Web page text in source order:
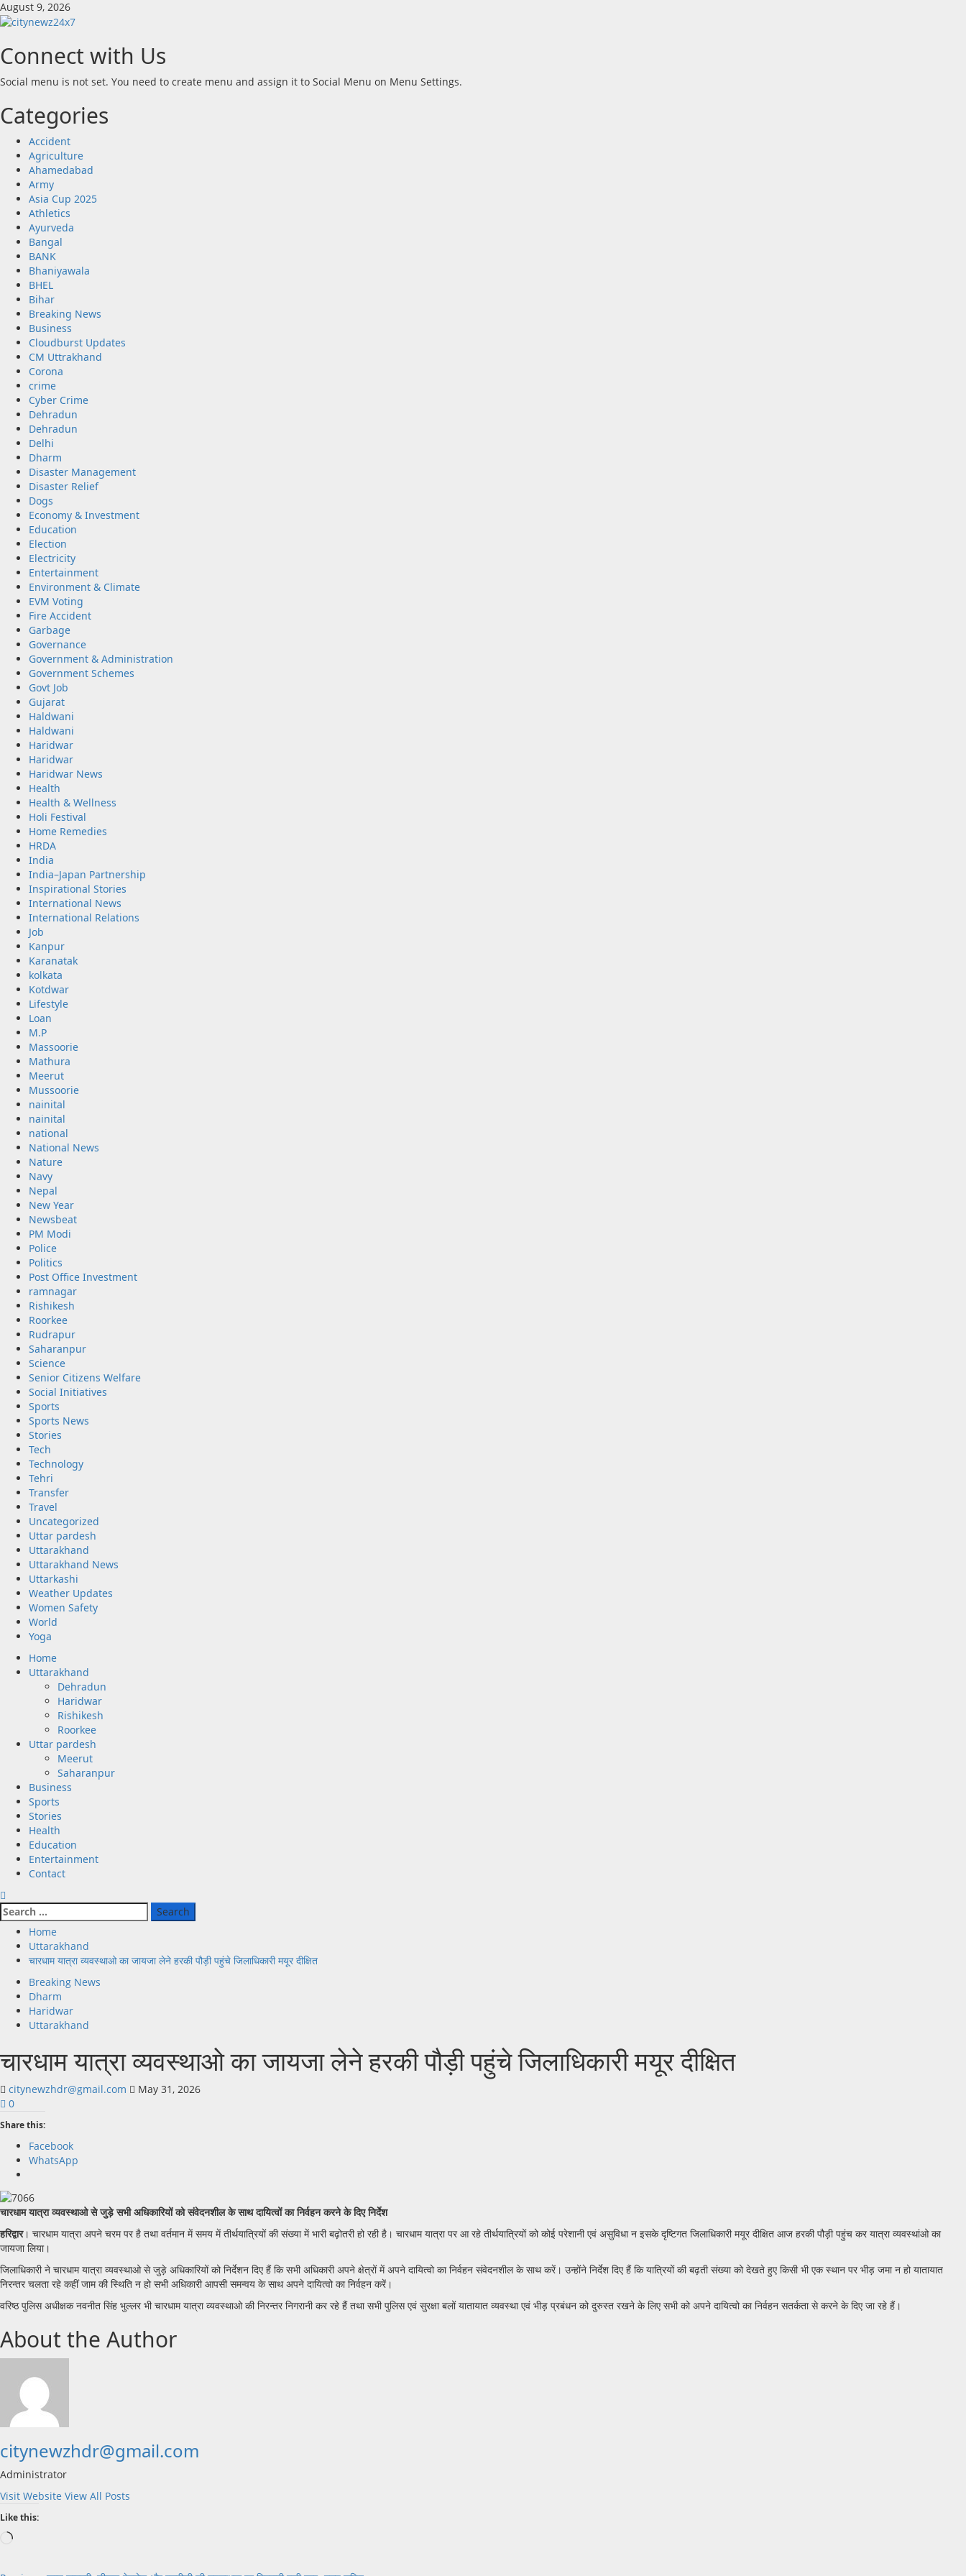
Skip
to
August 9, 2026
Connect with Us
Social menu is not set. You need to create menu and assign it to Social Menu on Menu Settings.
Categories
Accident
Agriculture
Ahamedabad
Army
Asia Cup 2025
Athletics
Ayurveda
Bangal
BANK
Bhaniyawala
BHEL
Bihar
Breaking News
Business
Cloudburst Updates
CM Uttrakhand
Corona
crime
Cyber Crime
Dehradun
Dehradun
Delhi
Dharm
Disaster Management
Disaster Relief
Dogs
Economy & Investment
Education
Election
Electricity
Entertainment
Environment & Climate
EVM Voting
Fire Accident
Garbage
Governance
Government & Administration
Government Schemes
Govt Job
Gujarat
Haldwani
Haldwani
Haridwar
Haridwar
Haridwar News
Health
Health & Wellness
Holi Festival
Home Remedies
HRDA
India
India–Japan Partnership
Inspirational Stories
International News
International Relations
Job
Kanpur
Karanatak
kolkata
Kotdwar
Lifestyle
Loan
M.P
Massoorie
Mathura
Meerut
Mussoorie
nainital
nainital
national
National News
Nature
Navy
Nepal
New Year
Newsbeat
PM Modi
Police
Politics
Post Office Investment
ramnagar
Rishikesh
Roorkee
Rudrapur
Saharanpur
Science
Senior Citizens Welfare
Social Initiatives
Sports
Sports News
Stories
Tech
Technology
Tehri
Transfer
Travel
Uncategorized
Uttar pardesh
Uttarakhand
Uttarakhand News
Uttarkashi
Weather Updates
Women Safety
World
Yoga
Primary
Menu
Home
Uttarakhand
Dehradun
Haridwar
Rishikesh
Roorkee
Uttar pardesh
Meerut
Saharanpur
Business
Sports
Stories
Health
Education
Entertainment
Contact
Search
for:
Home
Uttarakhand
चारधाम यात्रा व्यवस्थाओ का जायजा लेने हरकी पौड़ी पहुंचे जिलाधिकारी मयूर दीक्षित
Breaking News
Dharm
Haridwar
Uttarakhand
चारधाम यात्रा व्यवस्थाओ का जायजा लेने हरकी पौड़ी पहुंचे जिलाधिकारी मयूर दीक्षित
citynewzhdr@gmail.com
May 31, 2026
0
Share this:
Facebook
WhatsApp
चारधाम यात्रा व्यवस्थाओ से जुड़े सभी अधिकारियों को संवेदनशील के साथ दायित्वों का निर्वहन करने के दिए निर्देश
हरिद्वार। चारधाम यात्रा अपने चरम पर है तथा वर्तमान में समय में तीर्थयात्रियों की संख्या में भारी बढ़ोतरी हो रही है। चारधाम यात्रा पर आ रहे तीर्थयात्रियों को कोई परेशानी एवं असुविधा न इसके दृष्टिगत जिलाधिकारी मयूर दीक्षित आज हरकी पौड़ी पहुंच कर यात्रा व्यवस्थांओ का
जायजा लिया।
जिलाधिकारी ने चारधाम यात्रा व्यवस्थाओ से जुड़े अधिकारियों को निर्देशन दिए हैं कि सभी अधिकारी अपने क्षेत्रों में अपने दायित्वो का निर्वहन संवेदनशील के साथ करें। उन्होंने निर्देश दिए हैं कि यात्रियों की बढ़ती संख्या को देखते हुए किसी भी एक स्थान पर भीड़ जमा न हो यातायात
निरन्तर चलता रहे कहीं जाम की स्थिति न हो सभी अधिकारी आपसी समन्वय के साथ अपने दायित्वो का निर्वहन करें।
वरिष्ठ पुलिस अधीक्षक नवनीत सिंह भुल्लर भी चारधाम यात्रा व्यवस्थाओ की निरन्तर निगरानी कर रहे हैं तथा सभी पुलिस एवं सुरक्षा बलों यातायात व्यवस्था एवं भीड़ प्रबंधन को दुरुस्त रखने के लिए सभी को अपने दायित्वो का निर्वहन सतर्कता से करने के दिए जा रहे हैं।
About the Author
citynewzhdr@gmail.com
Administrator
Visit Website View All Posts
Like this:
Loading…